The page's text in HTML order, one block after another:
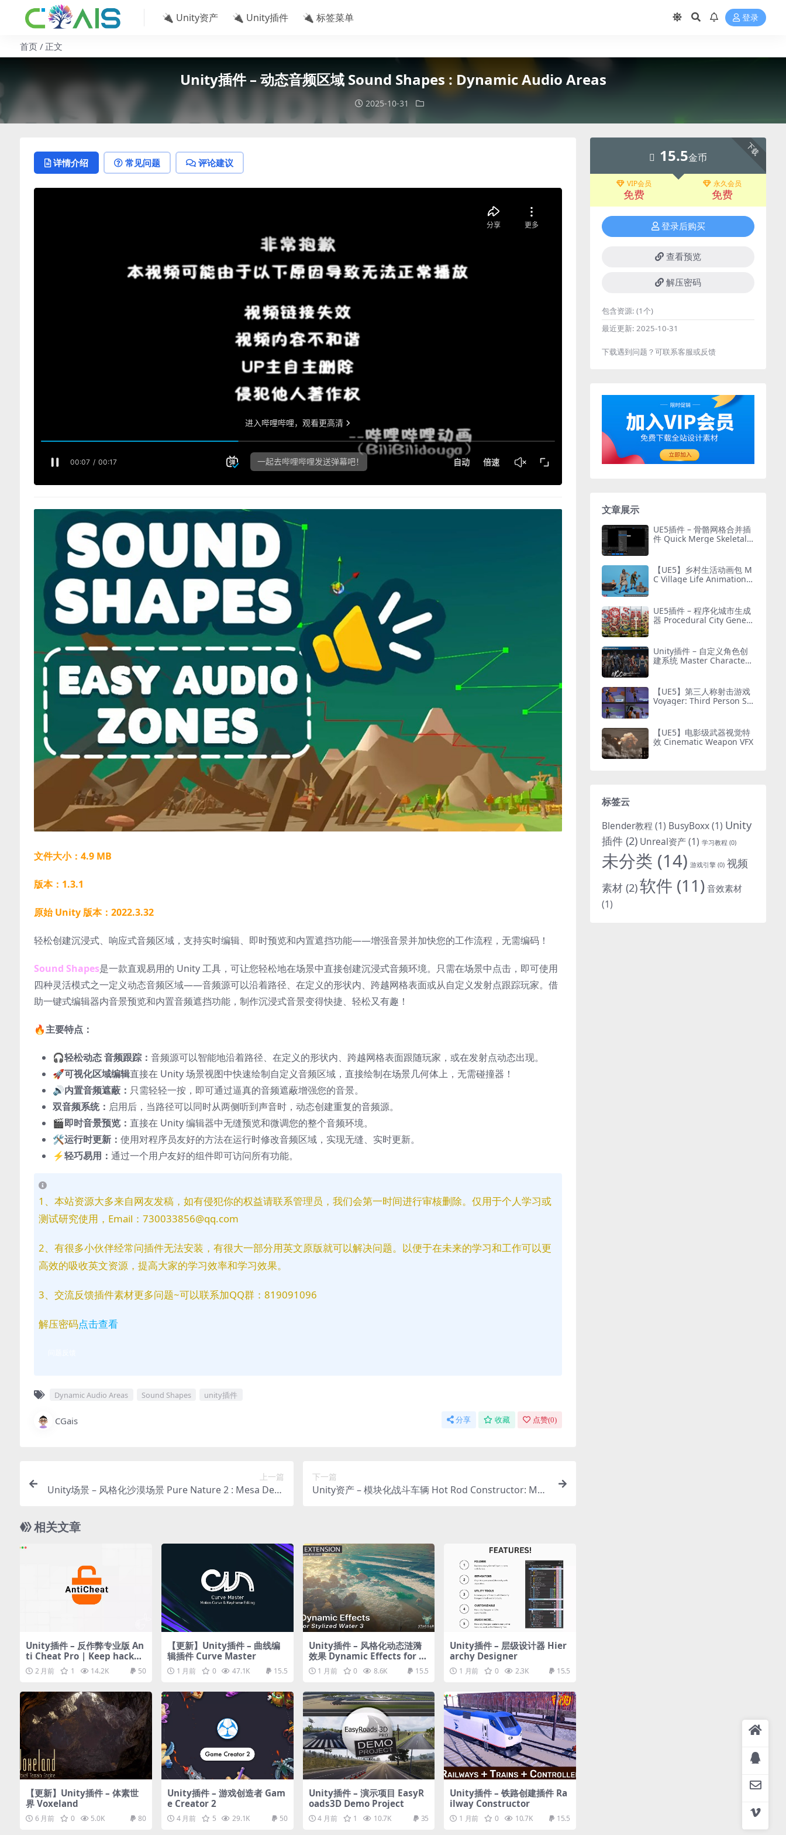
🔌 Unity资产 🔌 Unity插件 🔌 标签菜单 登录
首页 正文
Unity插件 – 动态音频区域 Sound Shapes : Dynamic Audio Areas
2025-10-31
详情介绍 常见问题 评论建议
文件大小：4.9 MB
版本：1.3.1
原始 Unity 版本：2022.3.32
轻松创建沉浸式、响应式音频区域，支持实时编辑、即时预览和内置遮挡功能——增强音景并加快您的工作流程，无需编码！
Sound Shapes是一款直观易用的 Unity 工具，可让您轻松地在场景中直接创建沉浸式音频环境。只需在场景中点击，即可使用
四种灵活模式之一定义动态音频区域——音频源可以沿着路径、在定义的形状内、跨越网格表面或从自定义发射点跟踪玩家。借
助一键式编辑器内音景预览和内置音频遮挡功能，制作沉浸式音景变得快捷、轻松又有趣！
🔥主要特点：
🎧轻松动态音频跟踪： 音频源可以智能地沿着路径、在定义的形状内、跨越网格表面跟随玩家，或在发射点动态出现。
🚀可视化区域编辑直接在 Unity 场景视图中快速绘制自定义音频区域，直接绘制在场景几何体上，无需碰撞器！
🔊内置音频遮蔽： 只需轻轻一按，即可通过逼真的音频遮蔽增强您的音景。
双音频系统： 启用后，当路径可以同时从两侧听到声音时，动态创建重复的音频源。
🎬即时音景预览： 直接在 Unity 编辑器中无缝预览和微调您的整个音频环境。
🛠️运行时更新： 使用对程序员友好的方法在运行时修改音频区域，实现无缝、实时更新。
⚡轻巧易用： 通过一个用户友好的组件即可访问所有功能。
1、本站资源大多来自网友发稿，如有侵犯你的权益请联系管理员，我们会第一时间进行审核删除。仅用于个人学习或
测试研究使用，Email：730033856@qq.com
2、有很多小伙伴经常问插件无法安装，有很大一部分用英文原版就可以解决问题。以便于在未来的学习和工作可以更
高效的吸收英文资源，提高大家的学习效率和学习效果。
3、交流反馈插件素材更多问题~可以联系加QQ群：819091096
解压密码点击查看
Dynamic Audio Areas Sound Shapes unity插件
CGais 分享 收藏 点赞(0)
上一篇
Unity场景 – 风格化沙漠场景 Pure Nature 2 : Mesa Dese
下一篇
Unity资产 – 模块化战斗车辆 Hot Rod Constructor: Mod
相关文章
Unity插件 – 反作弊专业版 An
ti Cheat Pro | Keep hacker
s & cheaters away | v2026
2 月前 1 14.2K 50
【更新】Unity插件 – 曲线编
辑插件 Curve Master
1 月前 0 47.1K 15.5
Unity插件 – 风格化动态涟漪
效果 Dynamic Effects for St
ylized Water 3 (Extension)
1 月前 0 8.6K 15.5
Unity插件 – 层级设计器 Hier
archy Designer
1 月前 0 2.3K 15.5
【更新】Unity插件 – 体素世
界 Voxeland
6 月前 0 5.0K 80
Unity插件 – 游戏创造者 Gam
e Creator 2
4 月前 5 29.1K 50
Unity插件 – 演示项目 EasyR
oads3D Demo Project
4 月前 1 10.7K 35
Unity插件 – 铁路创建插件 Ra
ilway Constructor
1 月前 0 10.7K 15.5
下载
15.5金币
VIP会员
免费
永久会员
免费
登录后购买
查看预览
解压密码
包含资源: (1个)
最近更新: 2025-10-31
下载遇到问题？可联系客服或反馈
文章展示
UE5插件 – 骨骼网格合并插
件 Quick Merge Skeletal
【UE5】乡村生活动画包 M
C Village Life Animation P
UE5插件 – 程序化城市生成
器 Procedural City Genera
Unity插件 – 自定义角色创
建系统 Master Character
【UE5】第三人称射击游戏
Voyager: Third Person Sh
【UE5】电影级武器视觉特
效 Cinematic Weapon VFX
标签云
Blender教程 (1) BusyBoxx(1) Unity
插件 (2) Unreal资产(1) 学习教程 (0)
未分类 (14) 游戏引擎 (0) 视频
素材 (2)软件 (11)音效素材
(1)